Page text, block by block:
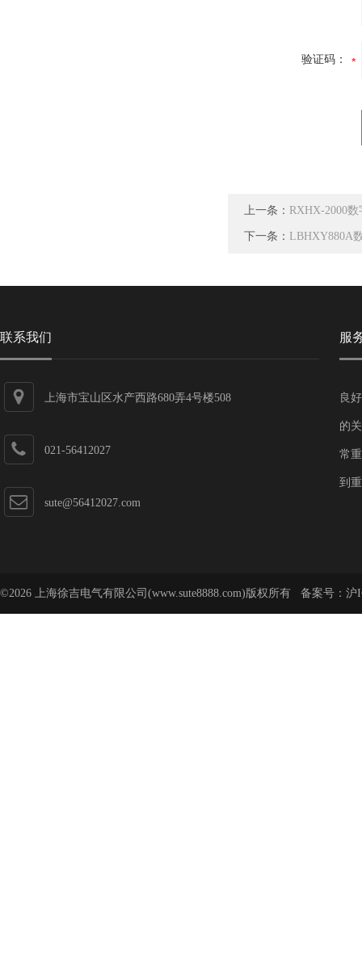
验证码：
上一条： RXHX-2000
下一条： LBHXY880A
联系我们
上海市宝山区水产西路680弄4号楼508
021-56412027
sute@56412027.com
服
良
的
常
到
©2026 上海徐吉电气有限公司(www.sute8888.com)版权所有 备案号： 沪